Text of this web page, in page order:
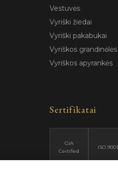
Vestuvės
Vyriški žiedai
Vyriški pakabukai
Vyriškos grandinėlės
Vyriškos apyrankės
Sertifikatai
GIA
Certified
ISO 9001